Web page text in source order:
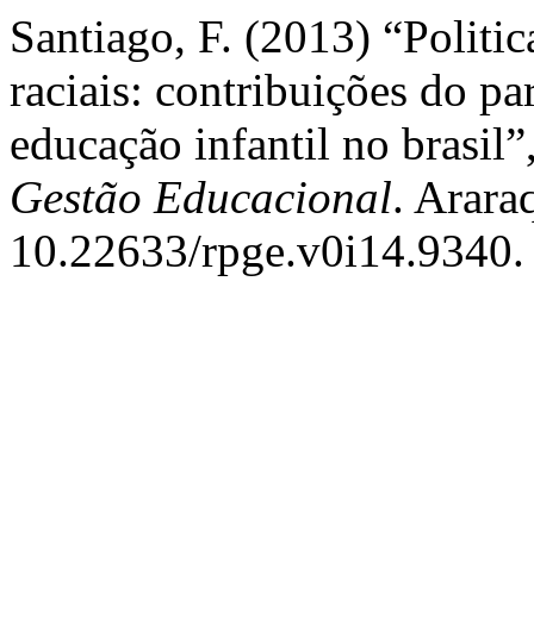
Santiago, F. (2013)
raciais: contribuições do
educação infantil no
Gestão Educacional.
10.22633/rpge.v0i14.9340.